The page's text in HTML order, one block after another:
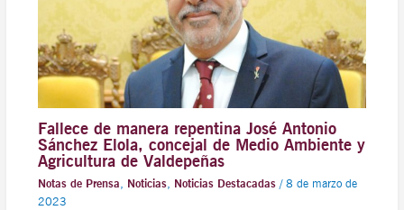
Fallece de manera repentina José Antonio
Sánchez Elola, concejal de Medio Ambiente y
Agricultura de Valdepeñas
Notas de Prensa Noticias, Noticias Destacadas/ 8 de marzo de
2023